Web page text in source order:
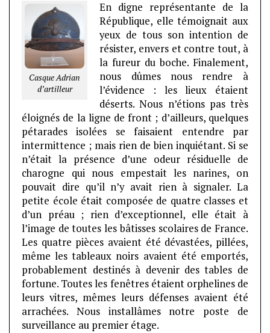
Casque Adrian
d’artilleur
En digne représentante de la
République, elle témoignait aux
yeux de tous son intention de
résister, envers et contre tout, à
la fureur du boche. Finalement,
nous dûmes nous rendre à
l’évidence : les lieux étaient
déserts. Nous n’étions pas très
éloignés de la ligne de front ; d’ailleurs, quelques
pétarades isolées se faisaient entendre par
intermittence ; mais rien de bien inquiétant. Si se
n’était la présence d’une odeur résiduelle de
charogne qui nous empestait les narines, on
pouvait dire qu’il n’y avait rien à signaler. La
petite école était composée de quatre classes et
d’un préau ; rien d’exceptionnel, elle était à
l’image de toutes les bâtisses scolaires de France.
Les quatre pièces avaient été dévastées, pillées,
même les tableaux noirs avaient été emportés,
probablement destinés à devenir des tables de
fortune. Toutes les fenêtres étaient orphelines de
leurs vitres, mêmes leurs défenses avaient été
arrachées. Nous installâmes notre poste de
surveillance au premier étage.